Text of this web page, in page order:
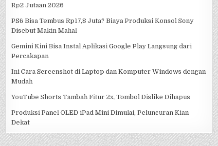
Rp2 Jutaan 2026
PS6 Bisa Tembus Rp17,8 Juta? Biaya Produksi Konsol Sony
Disebut Makin Mahal
Gemini Kini Bisa Instal Aplikasi Google Play Langsung dari
Percakapan
Ini Cara Screenshot di Laptop dan Komputer Windows dengan
Mudah
YouTube Shorts Tambah Fitur 2x, Tombol Dislike Dihapus
Produksi Panel OLED iPad Mini Dimulai, Peluncuran Kian
Dekat